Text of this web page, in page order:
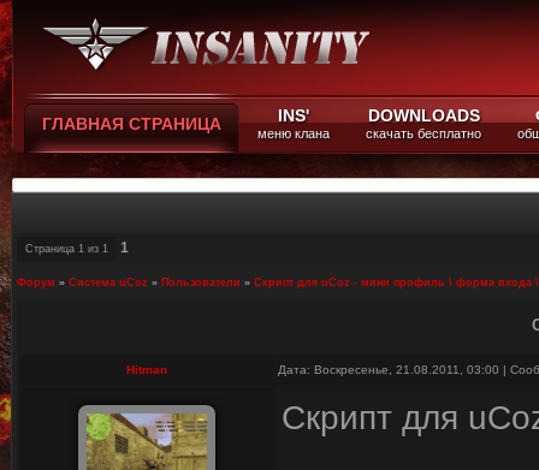
ГЛАВНАЯ СТРАНИЦА INS'
меню клана
DOWNLOADS
скачать бесплатно
Страница 1 из 1 1
Форум » Система uCoz » Пользователи » Скрипт для uСoz - мини профиль \ форма входа \
Hitman Дата: Воскресенье, 21.08.2011, 03:00 |
Скрипт для